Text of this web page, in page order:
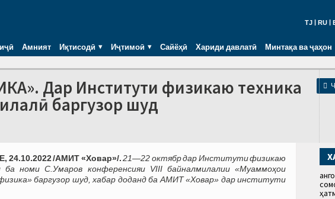
TJ RU
Амният Иқтисодӣ Иҷтимоӣ Сайёҳӣ Хариди давлатӣ Минтақа ва ҷаҳон

Дар Институти физикаю техника
баргузор шуд
24.10.2022 /АМИТ «Ховар»/.21—22 октябр дар Институти физикаю
ба номи С.Умаров конференсияи VIII байналмилалии «Муаммоҳои
баргузор шуд, хабар доданд ба АМИТ «Ховар» дар институти